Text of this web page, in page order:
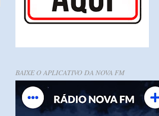
BAIXE O APLICATIVO DA NOVA FM